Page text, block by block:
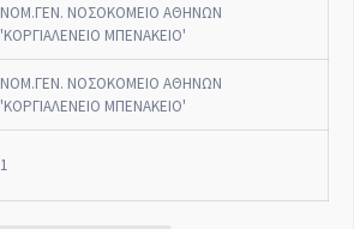
ΝΟΜ.ΓΕΝ. ΝΟΣΟΚΟΜΕΙΟ ΑΘΗΝΩΝ
'ΚΟΡΓΙΑΛΕΝΕΙΟ ΜΠΕΝΑΚΕΙΟ'
ΝΟΜ.ΓΕΝ. ΝΟΣΟΚΟΜΕΙΟ ΑΘΗΝΩΝ
'ΚΟΡΓΙΑΛΕΝΕΙΟ ΜΠΕΝΑΚΕΙΟ'
1